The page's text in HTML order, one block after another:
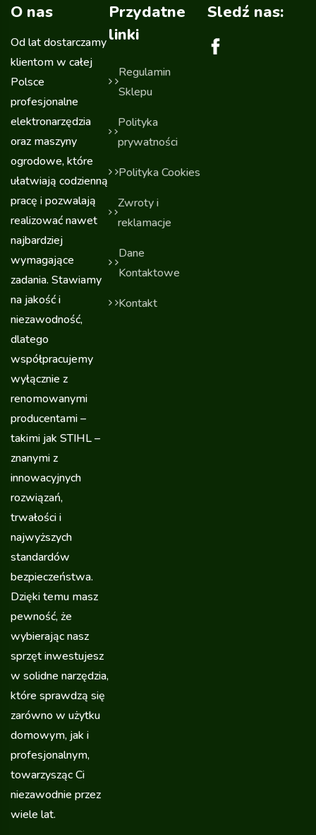
O nas
Od lat dostarczamy
klientom w całej
Polsce
profesjonalne
elektronarzędzia
oraz maszyny
ogrodowe, które
ułatwiają codzienną
pracę i pozwalają
realizować nawet
najbardziej
wymagające
zadania. Stawiamy
na jakość i
niezawodność,
dlatego
współpracujemy
wyłącznie z
renomowanymi
producentami –
takimi jak STIHL –
znanymi z
innowacyjnych
rozwiązań,
trwałości i
najwyższych
standardów
bezpieczeństwa.
Dzięki temu masz
pewność, że
wybierając nasz
sprzęt inwestujesz
w solidne narzędzia,
które sprawdzą się
zarówno w użytku
domowym, jak i
profesjonalnym,
towarzysząc Ci
niezawodnie przez
wiele lat.
Przydatne
linki
Regulamin
Sklepu
Polityka
prywatności
Polityka Cookies
Zwroty i
reklamacje
Dane
Kontaktowe
Kontakt
Sledź nas: